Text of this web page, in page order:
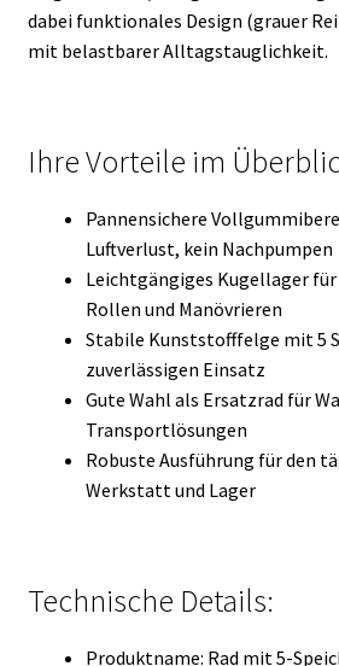
dabei funktionales Design (grauer
mit belastbarer Alltagstauglichkeit.
Ihre Vorteile im
Pannensichere
Luftverlust, kein Nachpumpen
Leichtgängiges Kugellager
Rollen und Manövrieren
Stabile Kunststofffelge mit 5
zuverlässigen Einsatz
Gute Wahl als Ersatzrad für
Transportlösungen
Robuste Ausführung für den
Werkstatt und Lager
Technische Details:
Produktname: Rad mit 5-